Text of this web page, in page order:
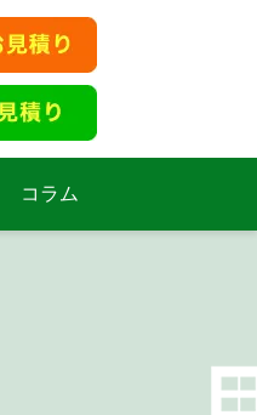
コラム